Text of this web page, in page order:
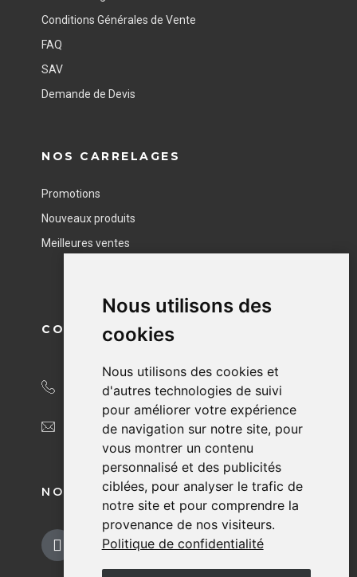
Nous utilisons des
cookies
Nous utilisons des cookies et
d'autres technologies de suivi
pour améliorer votre expérience
de navigation sur notre site, pour
vous montrer un contenu
personnalisé et des publicités
ciblées, pour analyser le trafic de
notre site et pour comprendre la
provenance de nos visiteurs.
Politique de confidentialité
Conditions Générales de Vente
FAQ
SAV
Demande de Devis
NOS CARRELAGES
Promotions
Nouveaux produits
Meilleures ventes
CONTACT
04 76 40 49 95
contact@beliceram.fr
NOUS SUIVRE